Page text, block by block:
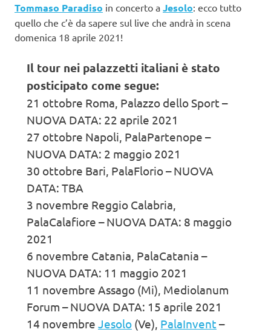
Tommaso Paradiso in concerto a Jesolo: ecco tutto
quello che c’è da sapere sul live che andrà in scena
domenica 18 aprile 2021!
Il tour nei palazzetti italiani è stato
posticipato come segue:
21 ottobre Roma, Palazzo dello Sport –
NUOVA DATA: 22 aprile 2021
27 ottobre Napoli, PalaPartenope –
NUOVA DATA: 2 maggio 2021
30 ottobre Bari, PalaFlorio – NUOVA
DATA: TBA
3 novembre Reggio Calabria,
PalaCalafiore – NUOVA DATA: 8 maggio
2021
6 novembre Catania, PalaCatania –
NUOVA DATA: 11 maggio 2021
11 novembre Assago (Mi), Mediolanum
Forum – NUOVA DATA: 15 aprile 2021
14 novembre Jesolo (Ve), PalaInvent–